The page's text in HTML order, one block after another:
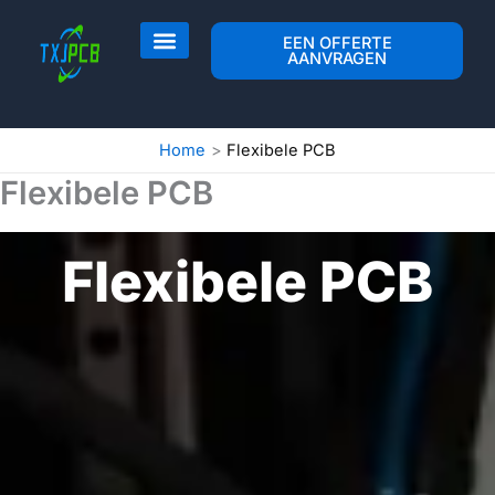
inhoud
EEN OFFERTE
AANVRAGEN
Home Flexibele PCB
Flexibele PCB
Flexibele PCB